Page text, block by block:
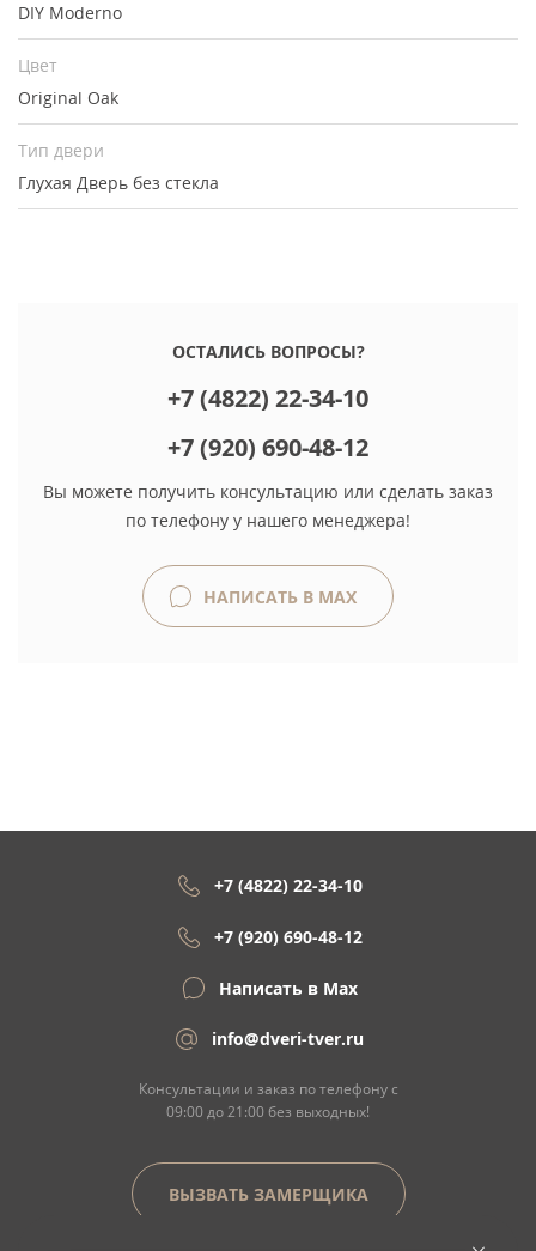
DIY Moderno
Цвет
Original Oak
Тип двери
Глухая Дверь без стекла
ОСТАЛИСЬ ВОПРОСЫ?
+7 (4822) 22-34-10
+7 (920) 690-48-12
Вы можете получить консультацию или сделать заказ
по телефону у нашего менеджера!
НАПИСАТЬ В MAX
+7 (4822) 22-34-10
+7 (920) 690-48-12
Написать в Max
info@dveri-tver.ru
Консультации и заказ по телефону с
09:00 до 21:00 без выходных!
ВЫЗВАТЬ ЗАМЕРЩИКА